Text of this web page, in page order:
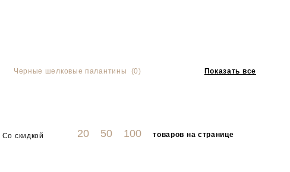
Черные шелковые палантины (0) Показать все
Со скидкой 20 50 100 товаров на странице